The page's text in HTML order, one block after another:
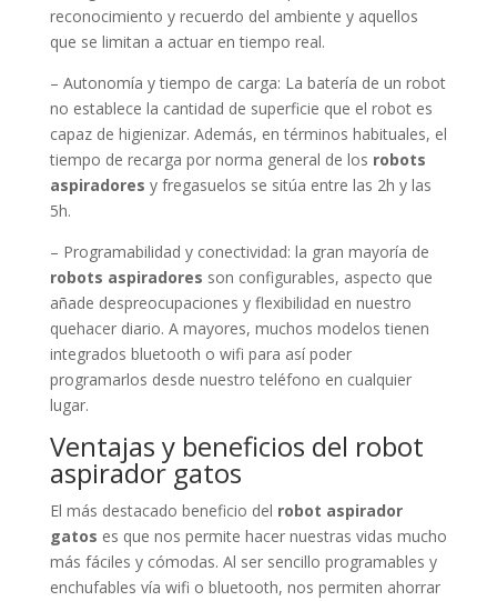
reconocimiento y recuerdo del ambiente y aquellos
que se limitan a actuar en tiempo real.
– Autonomía y tiempo de carga: La batería de un robot
no establece la cantidad de superficie que el robot es
capaz de higienizar. Además, en términos habituales, el
tiempo de recarga por norma general de los robots
aspiradores y fregasuelos se sitúa entre las 2h y las
5h.
– Programabilidad y conectividad: la gran mayoría de
robots aspiradores son configurables, aspecto que
añade despreocupaciones y flexibilidad en nuestro
quehacer diario. A mayores, muchos modelos tienen
integrados bluetooth o wifi para así poder
programarlos desde nuestro teléfono en cualquier
lugar.
Ventajas y beneficios del robot
aspirador gatos
El más destacado beneficio del robot aspirador
gatos es que nos permite hacer nuestras vidas mucho
más fáciles y cómodas. Al ser sencillo programables y
enchufables vía wifi o bluetooth, nos permiten ahorrar